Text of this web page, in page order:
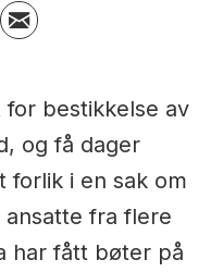
bestikkelse av
og få dager
forlik i en sak om
fra flere
har fått bøter på